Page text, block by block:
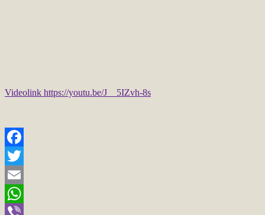
Videolink https://youtu.be/J__5IZvh-8s
Facebook
Twitter
Email
WhatsApp